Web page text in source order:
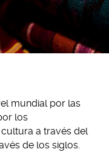
mundial por las
los
a través del
de los siglos.